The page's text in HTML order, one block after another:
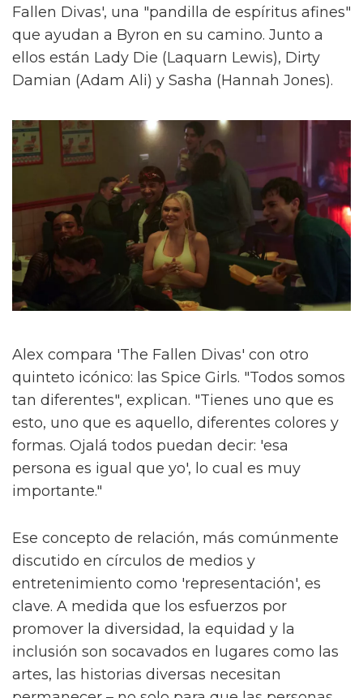
Fallen Divas', una "pandilla de espíritus afines"
que ayudan a Byron en su camino. Junto a
ellos están Lady Die (Laquarn Lewis), Dirty
Damian (Adam Ali) y Sasha (Hannah Jones).
Alex compara 'The Fallen Divas' con otro
quinteto icónico: las Spice Girls. "Todos somos
tan diferentes", explican. "Tienes uno que es
esto, uno que es aquello, diferentes colores y
formas. Ojalá todos puedan decir: 'esa
persona es igual que yo', lo cual es muy
importante."
Ese concepto de relación, más comúnmente
discutido en círculos de medios y
entretenimiento como 'representación', es
clave. A medida que los esfuerzos por
promover la diversidad, la equidad y la
inclusión son socavados en lugares como las
artes, las historias diversas necesitan